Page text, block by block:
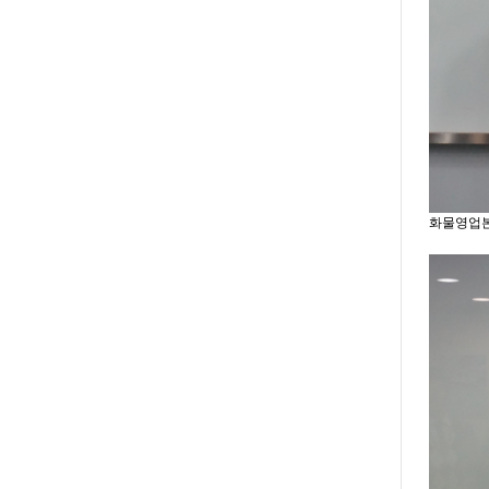
화물영업